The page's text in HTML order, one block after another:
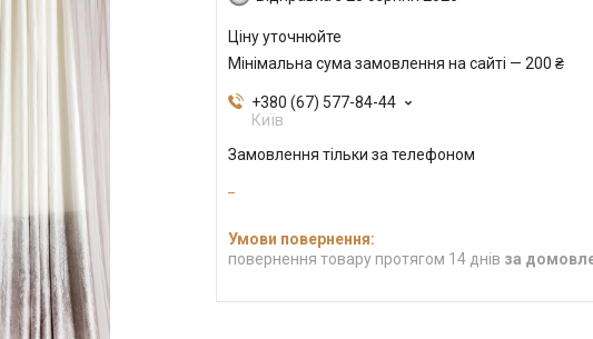
Ціну уточнюйте
Мінімальна сума замовлення на сайті — 200 ₴
+380 (67) 577-84-44
Київ
Замовлення тільки за телефоном
повернення товару протягом 14 днів за